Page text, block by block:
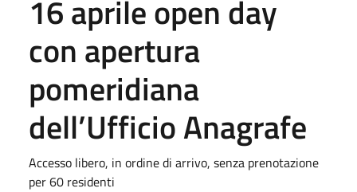
16 aprile open day
con apertura
pomeridiana
dell’Ufficio Anagrafe
Accesso libero, in ordine di arrivo, senza prenotazione
per 60 residenti